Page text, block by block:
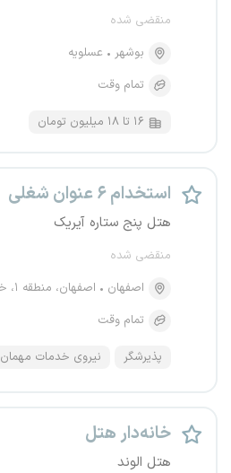
منقضی شده
بوشهر
عسلویه
تمام وقت
۱۶ تا ۱۸ میلیون تومان
استخدام ۶ عنوان شغلی
هتل پنج ستاره آیریک
منقضی شده
اصفهان
اصفهان، منطقه ۱، خلجا
تمام وقت
پذیرشگر نیروی خدمات مهمان
خانه‌دار هتل
هتل الوند